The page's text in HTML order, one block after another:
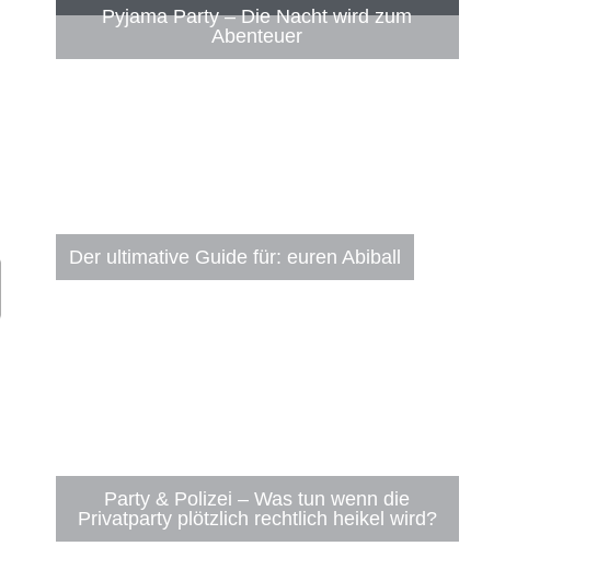
Pyjama Party – Die Nacht wird zum
Abenteuer
Der ultimative Guide für: euren Abiball
Party & Polizei – Was tun wenn die
Privatparty plötzlich rechtlich heikel wird?